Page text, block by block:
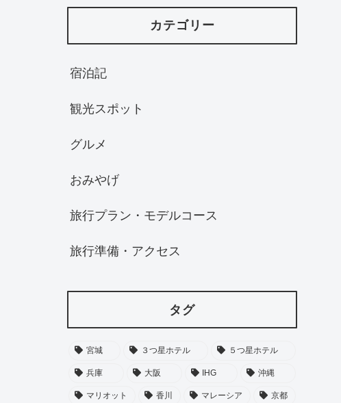
カテゴリー
宿泊記
観光スポット
グルメ
おみやげ
旅行プラン・モデルコース
旅行準備・アクセス
タグ
宮城 ３つ星ホテル ５つ星ホテル
兵庫 大阪 IHG 沖縄
マリオット 香川 マレーシア 京都